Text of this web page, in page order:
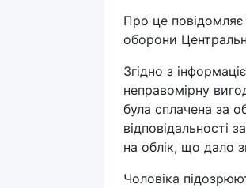
Про це
оборони
Згідно з
неправомірну
була сплачена за
відповідальності
на облік, що дало
Чоловіка